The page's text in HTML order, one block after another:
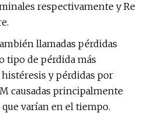
respectivamente y Re
llamadas pérdidas
tipo de pérdida más
y pérdidas por
causadas principalmente
varían en el tiempo.